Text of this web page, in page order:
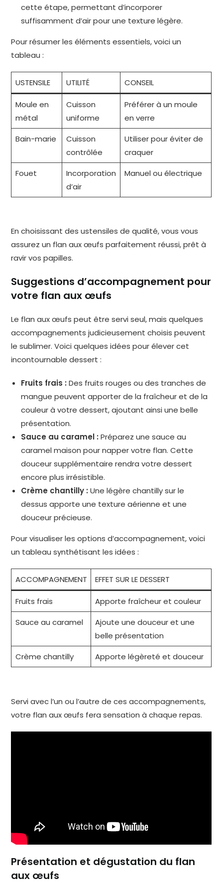
cette étape, permettant d’incorporer
suffisamment d’air pour une texture légère.
Pour résumer les éléments essentiels, voici un
tableau :
USTENSILE UTILITÉ CONSEIL
Moule en
métal
Cuisson
uniforme
Préférer à un moule
en verre
Bain-marie
Cuisson
contrôlée
Utiliser pour éviter de
craquer
Fouet
Incorporation
d’air
Manuel ou électrique
En choisissant des ustensiles de qualité, vous vous
assurez un flan aux œufs parfaitement réussi, prêt à
ravir vos papilles.
Suggestions d’accompagnement pour
votre flan aux œufs
Le flan aux œufs peut être servi seul, mais quelques
accompagnements judicieusement choisis peuvent
le sublimer. Voici quelques idées pour élever cet
incontournable dessert :
Fruits frais : Des fruits rouges ou des tranches de
mangue peuvent apporter de la fraîcheur et de la
couleur à votre dessert, ajoutant ainsi une belle
présentation.
Sauce au caramel : Préparez une sauce au
caramel maison pour napper votre flan. Cette
douceur supplémentaire rendra votre dessert
encore plus irrésistible.
Crème chantilly : Une légère chantilly sur le
dessus apporte une texture aérienne et une
douceur précieuse.
Pour visualiser les options d’accompagnement, voici
un tableau synthétisant les idées :
ACCOMPAGNEMENT EFFET SUR LE DESSERT
Fruits frais
Apporte fraîcheur et couleur
Sauce au caramel
Ajoute une douceur et une
belle présentation
Crème chantilly
Apporte légèreté et douceur
Servi avec l’un ou l’autre de ces accompagnements,
votre flan aux œufs fera sensation à chaque repas.
Présentation et dégustation du flan
aux œufs